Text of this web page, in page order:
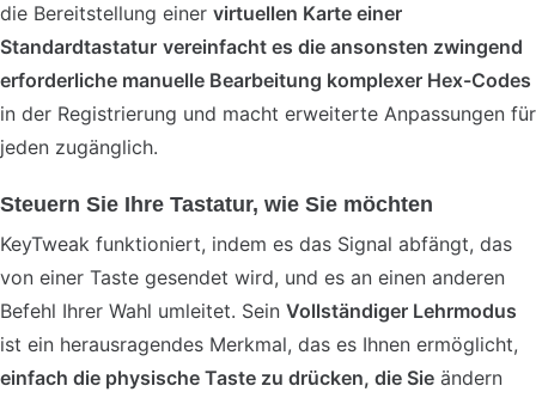
die Bereitstellung einer virtuellen Karte einer
Standardtastatur vereinfacht es die ansonsten zwingend
erforderliche manuelle Bearbeitung komplexer Hex-Codes
in der Registrierung und macht erweiterte Anpassungen für
jeden zugänglich.
Steuern Sie Ihre Tastatur, wie Sie möchten
KeyTweak funktioniert, indem es das Signal abfängt, das
von einer Taste gesendet wird, und es an einen anderen
Befehl Ihrer Wahl umleitet. Sein Vollständiger Lehrmodus
ist ein herausragendes Merkmal, das es Ihnen ermöglicht,
einfach die physische Taste zu drücken, die Sie ändern